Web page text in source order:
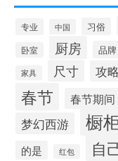
专业 中国 习俗
卧室 厨房 品牌
家具 尺寸 攻略
春节 春节期间
梦幻西游 橱
的是 红包 自